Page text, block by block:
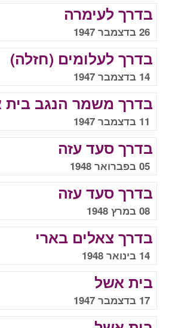
בדרך לעימרה
26 בדצמבר 1947
בדרך לעלומים (חזלה)
14 בדצמבר 1947
בדרך משמר הנגב
11 בדצמבר 1947
בדרך סעד עזה
05 בפברואר 1948
בדרך סעד עזה
08 במרץ 1948
בדרך צאלים בארי
14 בינואר 1948
בית אשל
17 בדצמבר 1947